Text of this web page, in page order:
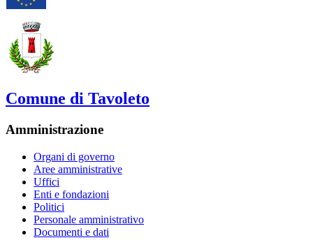
Comune di Tavoleto
Amministrazione
Organi di governo
Aree amministrative
Uffici
Enti e fondazioni
Politici
Personale amministrativo
Documenti e dati